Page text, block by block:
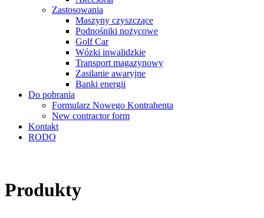
Zastosowania
Maszyny czyszczące
Podnośniki nożycowe
Golf Car
Wózki inwalidzkie
Transport magazynowy
Zasilanie awaryjne
Banki energii
Do pobrania
Formularz Nowego Kontrahenta
New contractor form
Kontakt
RODO
Produkty